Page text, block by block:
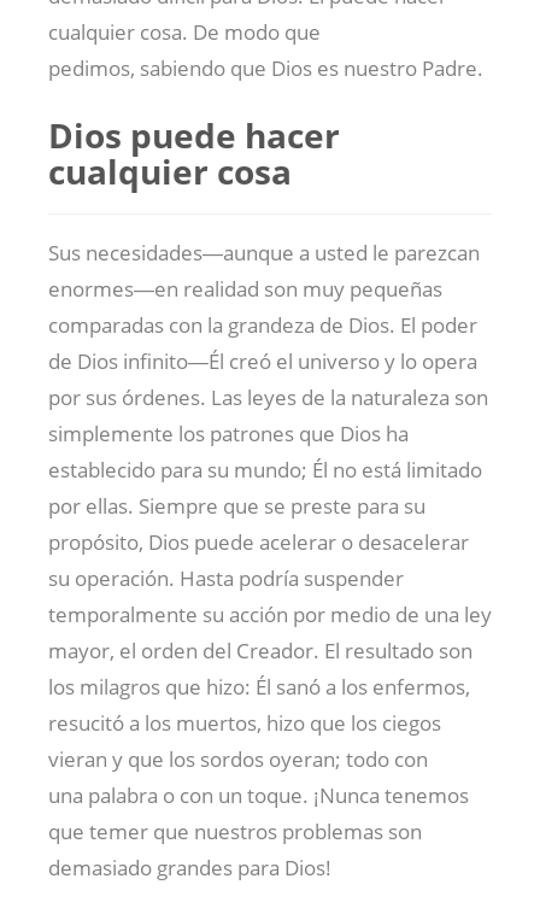
cualquier cosa. De modo que
pedimos, sabiendo que Dios es nuestro Padre.
Dios puede hacer
cualquier cosa
Sus necesidades―aunque a usted le parezcan
enormes―en realidad son muy pequeñas
comparadas con la grandeza de Dios. El poder
de Dios infinito―Él creó el universo y lo opera
por sus órdenes. Las leyes de la naturaleza son
simplemente los patrones que Dios ha
establecido para su mundo; Él no está limitado
por ellas. Siempre que se preste para su
propósito, Dios puede acelerar o desacelerar
su operación. Hasta podría suspender
temporalmente su acción por medio de una ley
mayor, el orden del Creador. El resultado son
los milagros que hizo: Él sanó a los enfermos,
resucitó a los muertos, hizo que los ciegos
vieran y que los sordos oyeran; todo con
una palabra o con un toque. ¡Nunca tenemos
que temer que nuestros problemas son
demasiado grandes para Dios!